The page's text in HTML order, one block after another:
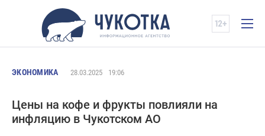
ЭКОНОМИКА 28.03.2025 19:06
Цены на кофе и фрукты повлияли на
инфляцию в Чукотском АО